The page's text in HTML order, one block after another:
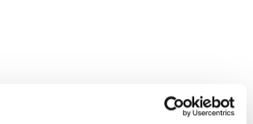
pelkkä prinssi, mutta Norjan Mette-Marit on